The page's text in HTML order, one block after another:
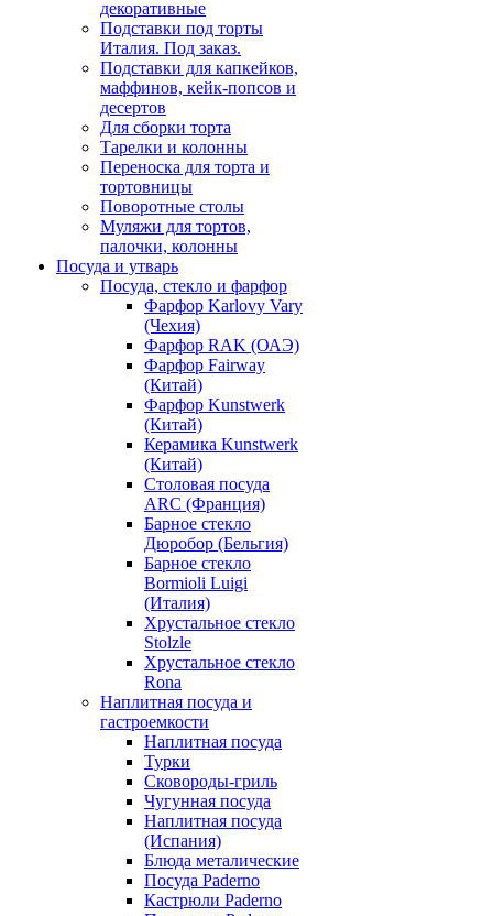
декоративные
Подставки под торты
Италия. Под заказ.
Подставки для капкейков,
маффинов, кейк-попсов и
десертов
Для сборки торта
Тарелки и колонны
Переноска для торта и
тортовницы
Поворотные столы
Муляжи для тортов,
палочки, колонны
Посуда и утварь
Посуда, стекло и фарфор
Фарфор Karlovy Vary
(Чехия)
Фарфор RAK (ОАЭ)
Фарфор Fairway
(Китай)
Фарфор Kunstwerk
(Китай)
Керамика Kunstwerk
(Китай)
Столовая посуда
ARC (Франция)
Барное стекло
Дюробор (Бельгия)
Барное стекло
Bormioli Luigi
(Италия)
Хрустальное стекло
Stolzle
Хрустальное стекло
Rona
Наплитная посуда и
гастроемкости
Наплитная посуда
Турки
Сковороды-гриль
Чугунная посуда
Наплитная посуда
(Испания)
Блюда металические
Посуда Paderno
Кастрюли Paderno